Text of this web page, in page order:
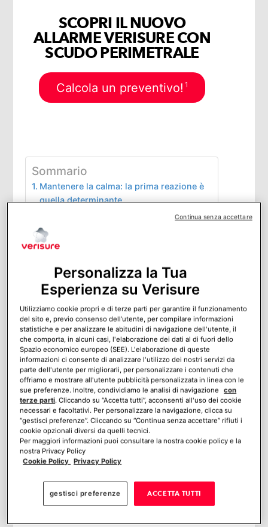
SCOPRI IL NUOVO
ALLARME VERISURE CON
SCUDO PERIMETRALE
Calcola un preventivo! 1
Sommario
Mantenere la calma: la prima reazione è
quella determinante
Le soluzioni tradizionali: la rete di
supporto “analogica”
Quando la porta resiste: lo scenario
L’intervento del fabbro: costi, scelta e
tempistiche
Il caso specifico: chiusi fuori casa con
chiave dentro
Dalla reazione alla prevenzione:
l’evoluzione della sicurezza
Accesso Smart: la fine dell’era della
chiave fisica
Verisure: oltre la Smart Lock, il sistema
integrato
Prevenire lo stress, oltre che
l’intrusione
Un futuro senza chiavi: la sicurezza
come servizio
Mi piace:
Mantenere la calma: la prima
reazione è quella determinante
Personalizza la Tua
Esperienza su Verisure
Utilizziamo cookie propri e di terze parti per garantire il funzionamento
del sito e, previo consenso dell’utente, per compilare informazioni
statistiche e per analizzare le abitudini di navigazione dell'utente, il
che comporta, in alcuni casi, l'elaborazione dei dati al di fuori dello
Spazio economico europeo (SEE). L'elaborazione di queste
informazioni ci consente di analizzare l'utilizzo dei nostri servizi da
parte dell'utente per migliorarli, per personalizzare i contenuti che
offriamo e mostrare all'utente pubblicità personalizzata in linea con le
sue preferenze. Inoltre, condividiamo le analisi di navigazione
con
terze parti. Cliccando su “Accetta tutti”, acconsenti all'uso dei cookie
necessari e facoltativi. Per personalizzare la navigazione, clicca su
“gestisci preferenze”. Cliccando su “Continua senza accettare” rifiuti i
cookie opzionali diversi da quelli tecnici.
Per maggiori informazioni puoi consultare la nostra cookie policy e la
nostra Privacy Policy
Cookie Policy Privacy Policy
gestisci preferenze ACCETTA TUTTI
Continua senza accettare